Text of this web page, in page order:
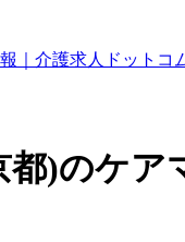
都)のケア